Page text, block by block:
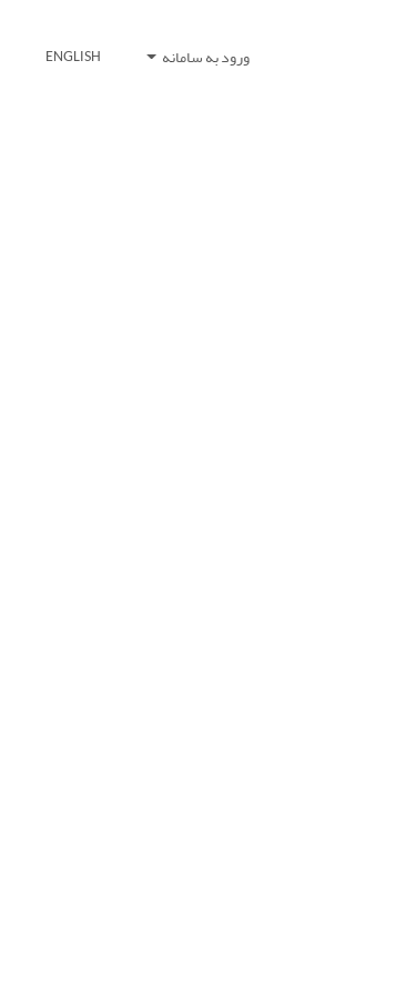
ورود به سامانه ENGLISH